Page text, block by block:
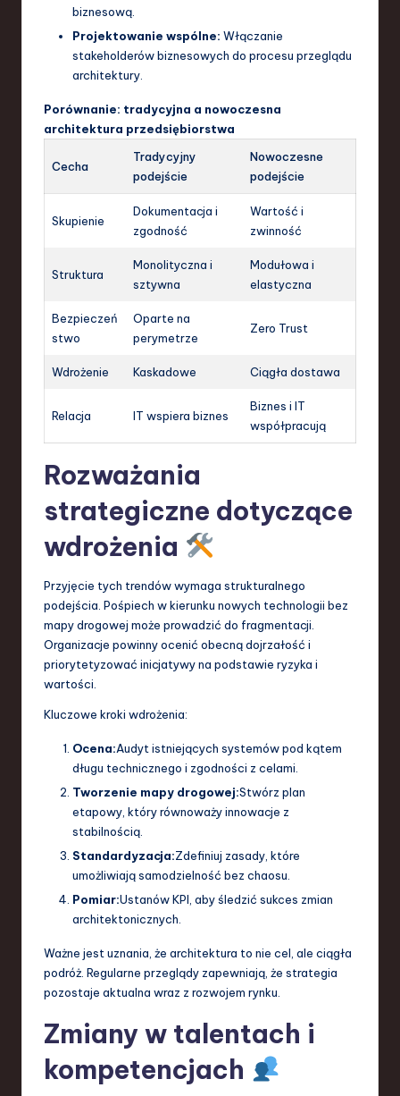
biznesową.
Projektowanie wspólne: Włączanie
stakeholderów biznesowych do procesu przeglądu
architektury.
Porównanie: tradycyjna a nowoczesna
architektura przedsiębiorstwa
Cecha
Tradycyjny
podejście
Nowoczesne
podejście
Skupienie
Dokumentacja i
zgodność
Wartość i
zwinność
Struktura
Monolityczna i
sztywna
Modułowa i
elastyczna
Bezpieczeń
stwo
Oparte na
perymetrze
Zero Trust
Wdrożenie Kaskadowe Ciągła dostawa
Relacja IT wspiera biznes
Biznes i IT
współpracują
Rozważania
strategiczne dotyczące
wdrożenia
Przyjęcie tych trendów wymaga strukturalnego
podejścia. Pośpiech w kierunku nowych technologii bez
mapy drogowej może prowadzić do fragmentacji.
Organizacje powinny ocenić obecną dojrzałość i
priorytetyzować inicjatywy na podstawie ryzyka i
wartości.
Kluczowe kroki wdrożenia:
Ocena:Audyt istniejących systemów pod kątem
długu technicznego i zgodności z celami.
Tworzenie mapy drogowej:Stwórz plan
etapowy, który równoważy innowacje z
stabilnością.
Standardyzacja:Zdefiniuj zasady, które
umożliwiają samodzielność bez chaosu.
Pomiar:Ustanów KPI, aby śledzić sukces zmian
architektonicznych.
Ważne jest uznania, że architektura to nie cel, ale ciągła
podróż. Regularne przeglądy zapewniają, że strategia
pozostaje aktualna wraz z rozwojem rynku.
Zmiany w talentach i
kompetencjach